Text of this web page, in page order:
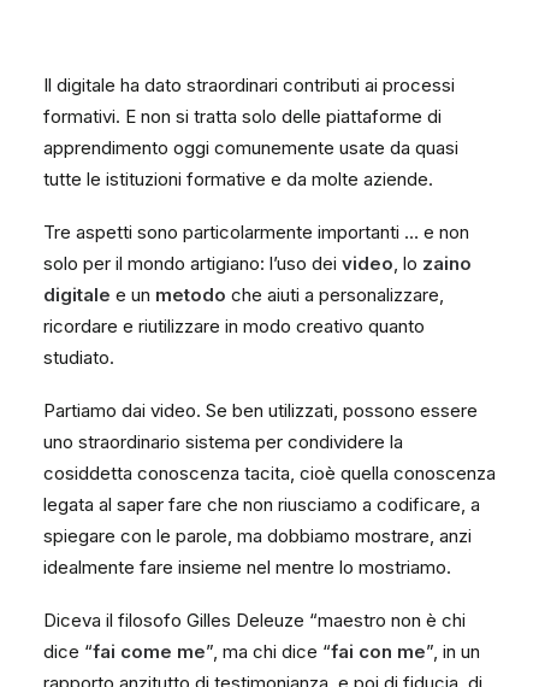
Il digitale ha dato straordinari contributi ai processi
formativi. E non si tratta solo delle piattaforme di
apprendimento oggi comunemente usate da quasi
tutte le istituzioni formative e da molte aziende.
Tre aspetti sono particolarmente importanti … e non
solo per il mondo artigiano: l’uso dei video, lo zaino
digitale e un metodo che aiuti a personalizzare,
ricordare e riutilizzare in modo creativo quanto
studiato.
Partiamo dai video. Se ben utilizzati, possono essere
uno straordinario sistema per condividere la
cosiddetta conoscenza tacita, cioè quella conoscenza
legata al saper fare che non riusciamo a codificare, a
spiegare con le parole, ma dobbiamo mostrare, anzi
idealmente fare insieme nel mentre lo mostriamo.
Diceva il filosofo Gilles Deleuze “maestro non è chi
dice “fai come me”, ma chi dice “fai con me”, in un